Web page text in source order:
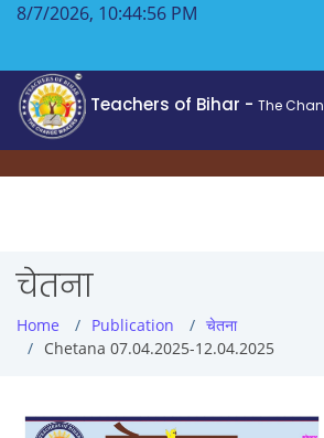
8/7/2026, 10:44:56 PM
Teachers of Bihar - The
चेतना
Home Publication
चेतना
Chetana 07.04.2025-12.04.2025